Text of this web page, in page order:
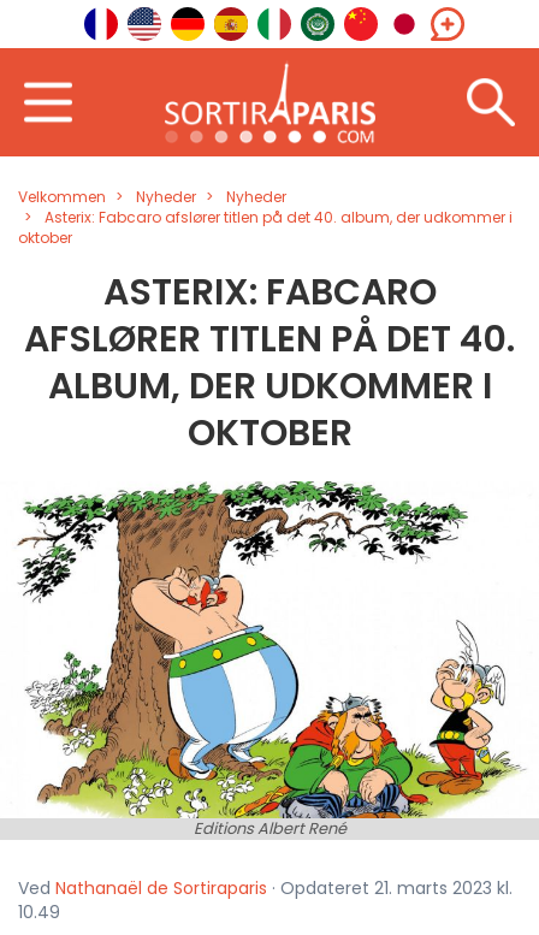
Velkommen Nyheder
Nyheder
Asterix: Fabcaro afslører titlen på det 40. album, der udkommer i
oktober
ASTERIX: FABCARO
AFSLØRER TITLEN PÅ DET 40.
ALBUM, DER UDKOMMER I
OKTOBER
Editions Albert René
Ved Nathanaël de Sortiraparis · Opdateret 21. marts 2023 kl.
10.49